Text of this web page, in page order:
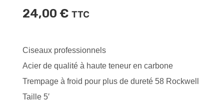
24,00 € TTC
Ciseaux professionnels
Acier de qualité à haute teneur en carbone
Trempage à froid pour plus de dureté 58 Rockwell
Taille 5′